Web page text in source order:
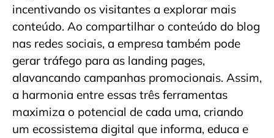
incentivando os visitantes a explorar mais
conteúdo. Ao compartilhar o conteúdo do blog
nas redes sociais, a empresa também pode
gerar tráfego para as landing pages,
alavancando campanhas promocionais. Assim,
a harmonia entre essas três ferramentas
maximiza o potencial de cada uma, criando
um ecossistema digital que informa, educa e